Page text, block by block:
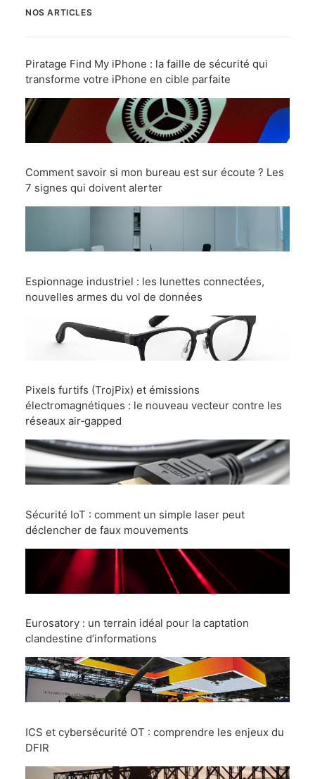
NOS ARTICLES
Piratage Find My iPhone : la faille de sécurité qui
transforme votre iPhone en cible parfaite
Comment savoir si mon bureau est sur écoute ? Les
7 signes qui doivent alerter
Espionnage industriel : les lunettes connectées,
nouvelles armes du vol de données
Pixels furtifs (TrojPix) et émissions
électromagnétiques : le nouveau vecteur contre les
réseaux air‑gapped
Sécurité IoT : comment un simple laser peut
déclencher de faux mouvements
Eurosatory : un terrain idéal pour la captation
clandestine d’informations
ICS et cybersécurité OT : comprendre les enjeux du
DFIR